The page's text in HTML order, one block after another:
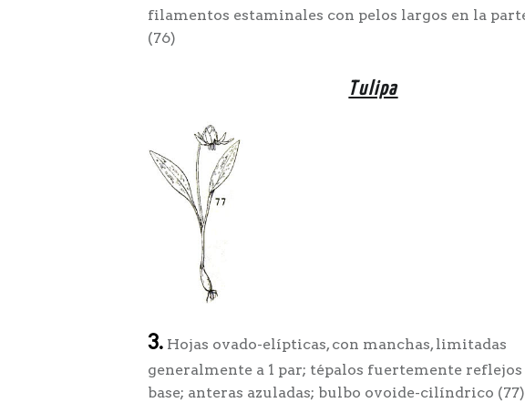
filamentos estaminales con pelos largos en la
(76)
Tulipa
3. Hojas ovado-elípticas, con manchas, limitadas
generalmente a 1 par; tépalos fuertemente reflejos
base; anteras azuladas; bulbo ovoide-cilíndrico (77)